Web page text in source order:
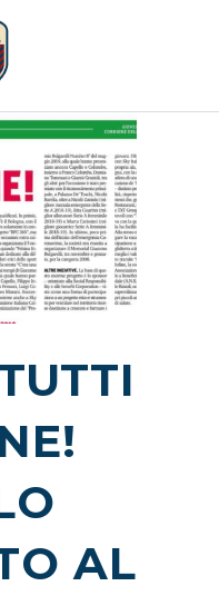
AL